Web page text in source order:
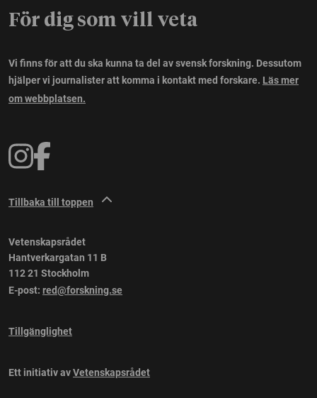
För dig som vill veta
Vi finns för att du ska kunna ta del av svensk forskning. Dessutom
hjälper vi journalister att komma i kontakt med forskare. Läs mer
om webbplatsen.
Tillbaka till toppen
Vetenskapsrådet
Hantverkargatan 11 B
112 21 Stockholm
E-post: red@forskning.se
Tillgänglighet
Ett initiativ avVetenskapsrådet